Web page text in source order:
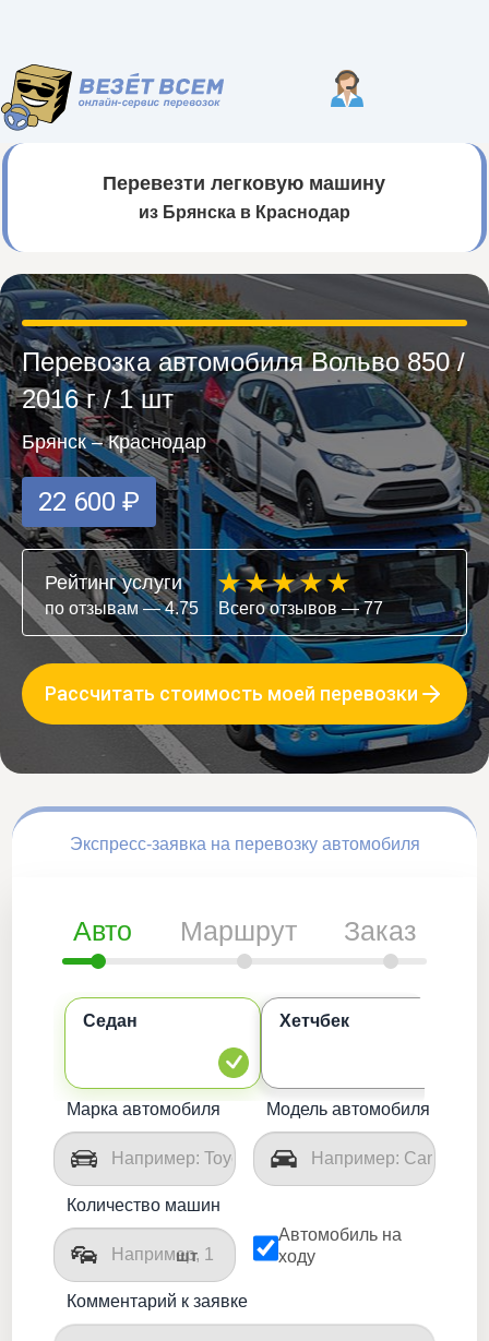
Перевезти легковую машину
из Брянска в Краснодар
Перевозка автомобиля Вольво 850 /
2016 г / 1 шт
Брянск – Краснодар
22 600 ₽
Рейтинг услуги
по отзывам — 4.75 Всего отзывов — 77
Рассчитать стоимость моей перевозки
Экспресс-заявка на перевозку автомобиля
Авто Маршрут Заказ
Седан Хетчбек
Марка автомобиля Модель автомобиля
Количество машин
шт
Автомобиль на
ходу
Комментарий к заявке